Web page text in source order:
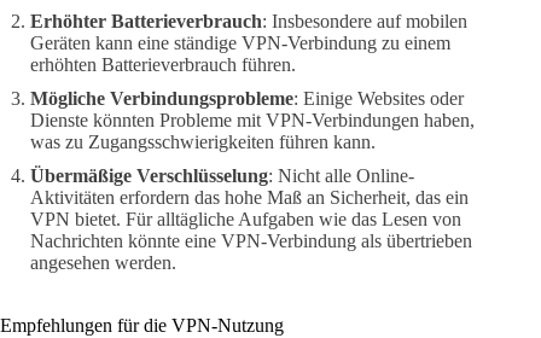
Erhöhter Batterieverbrauch: Insbesondere auf mobilen
Geräten kann eine ständige VPN-Verbindung zu einem
erhöhten Batterieverbrauch führen.
Mögliche Verbindungsprobleme: Einige Websites oder
Dienste könnten Probleme mit VPN-Verbindungen haben,
was zu Zugangsschwierigkeiten führen kann.
Übermäßige Verschlüsselung: Nicht alle Online-
Aktivitäten erfordern das hohe Maß an Sicherheit, das ein
VPN bietet. Für alltägliche Aufgaben wie das Lesen von
Nachrichten könnte eine VPN-Verbindung als übertrieben
angesehen werden.
Empfehlungen für die VPN-Nutzung